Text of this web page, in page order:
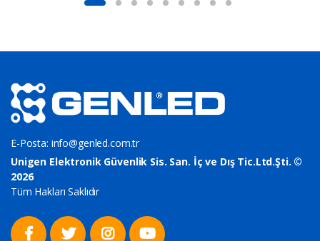
E-Posta: info@genled.com.tr
Unigen Elektronik Güvenlik Sis. San. İç ve Dış Tic.Ltd.Şti. ©
2026
Tüm Hakları Saklıdır